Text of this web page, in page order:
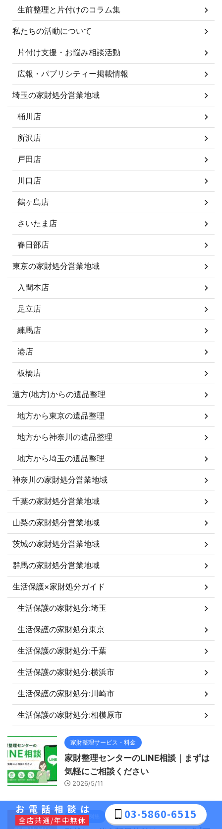
生前整理と片付けのコラム集
私たちの活動について
片付け支援・お悩み相談活動
広報・パブリシティー掲載情報
埼玉の家財処分営業地域
桶川店
所沢店
戸田店
川口店
鶴ヶ島店
さいたま店
春日部店
東京の家財処分営業地域
入間本店
足立店
練馬店
港店
板橋店
遠方(地方)からの遺品整理
地方から東京の遺品整理
地方から神奈川の遺品整理
地方から埼玉の遺品整理
神奈川の家財処分営業地域
千葉の家財処分営業地域
山梨の家財処分営業地域
茨城の家財処分営業地域
群馬の家財処分営業地域
生活保護×家財処分ガイド
生活保護の家財処分:埼玉
生活保護の家財処分東京
生活保護の家財処分:千葉
生活保護の家財処分:横浜市
生活保護の家財処分:川崎市
生活保護の家財処分:相模原市
家財整理サービス・料金
家財整理センターのLINE相談｜まずは
気軽にご相談ください
2026/5/11
相談事例集
お電話相談は
全店共通/年中無休 03-5860-6515